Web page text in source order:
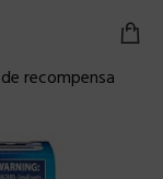
recompensa